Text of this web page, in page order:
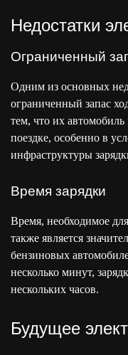
Недостатки
Ограниченный
Одним из основных
ограниченный запас
тем, что их автомобиль
поездке, особенно в
инфраструктуры
Время зарядки
Время, необходимое
также является
бензиновых
несколько минут,
нескольких часов.
Будущее